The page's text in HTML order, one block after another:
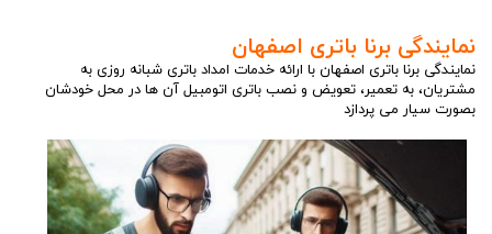
نمایندگی برنا باتری اصفهان
نمایندگی برنا باتری اصفهان با ارائه خدمات امداد باتری شبانه روزی به
مشتریان، به تعمیر، تعویض و نصب باتری اتومبیل آن ها در محل خودشان
بصورت سیار می پردازد